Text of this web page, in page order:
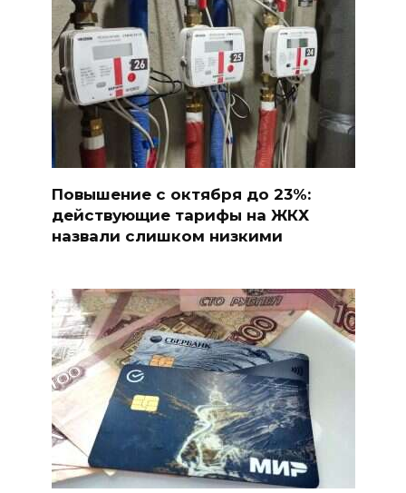
Повышение с октября до 23%:
действующие тарифы на ЖКХ
назвали слишком низкими